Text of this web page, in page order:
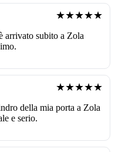
★★★★★
arrivato subito a Zola
★★★★★
della mia porta a Zola
e serio.